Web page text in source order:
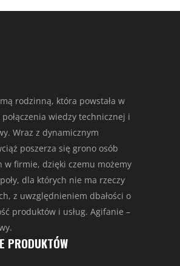
rodzinną, która powstała w
wiedzy technicznej i
Wraz z dynamicznym
poszerza się grono osób
w firmie, dzięki czemu możemy
dla których nie ma rzeczy
z uwzględnieniem dbałości o
produktów i usług. Agifanie –
PRODUKTÓW